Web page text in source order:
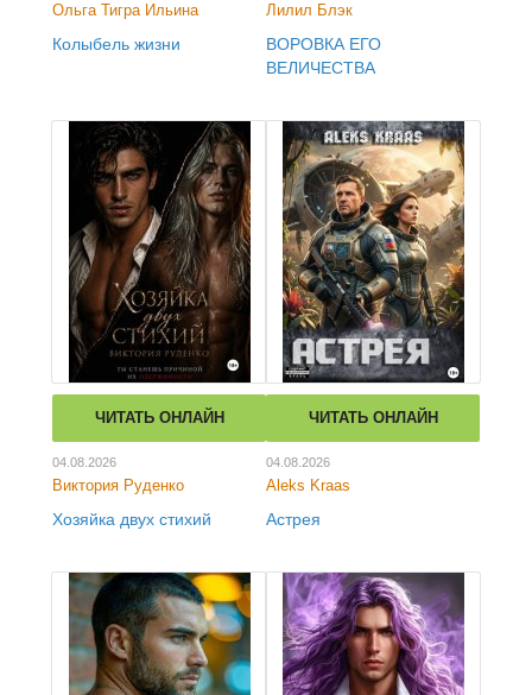
Ольга Тигра Ильина
Колыбель жизни
Лилил Блэк
ВОРОВКА ЕГО
ВЕЛИЧЕСТВА
ЧИТАТЬ ОНЛАЙН
04.08.2026
Виктория Руденко
Хозяйка двух стихий
ЧИТАТЬ ОНЛАЙН
04.08.2026
Aleks Kraas
Астрея